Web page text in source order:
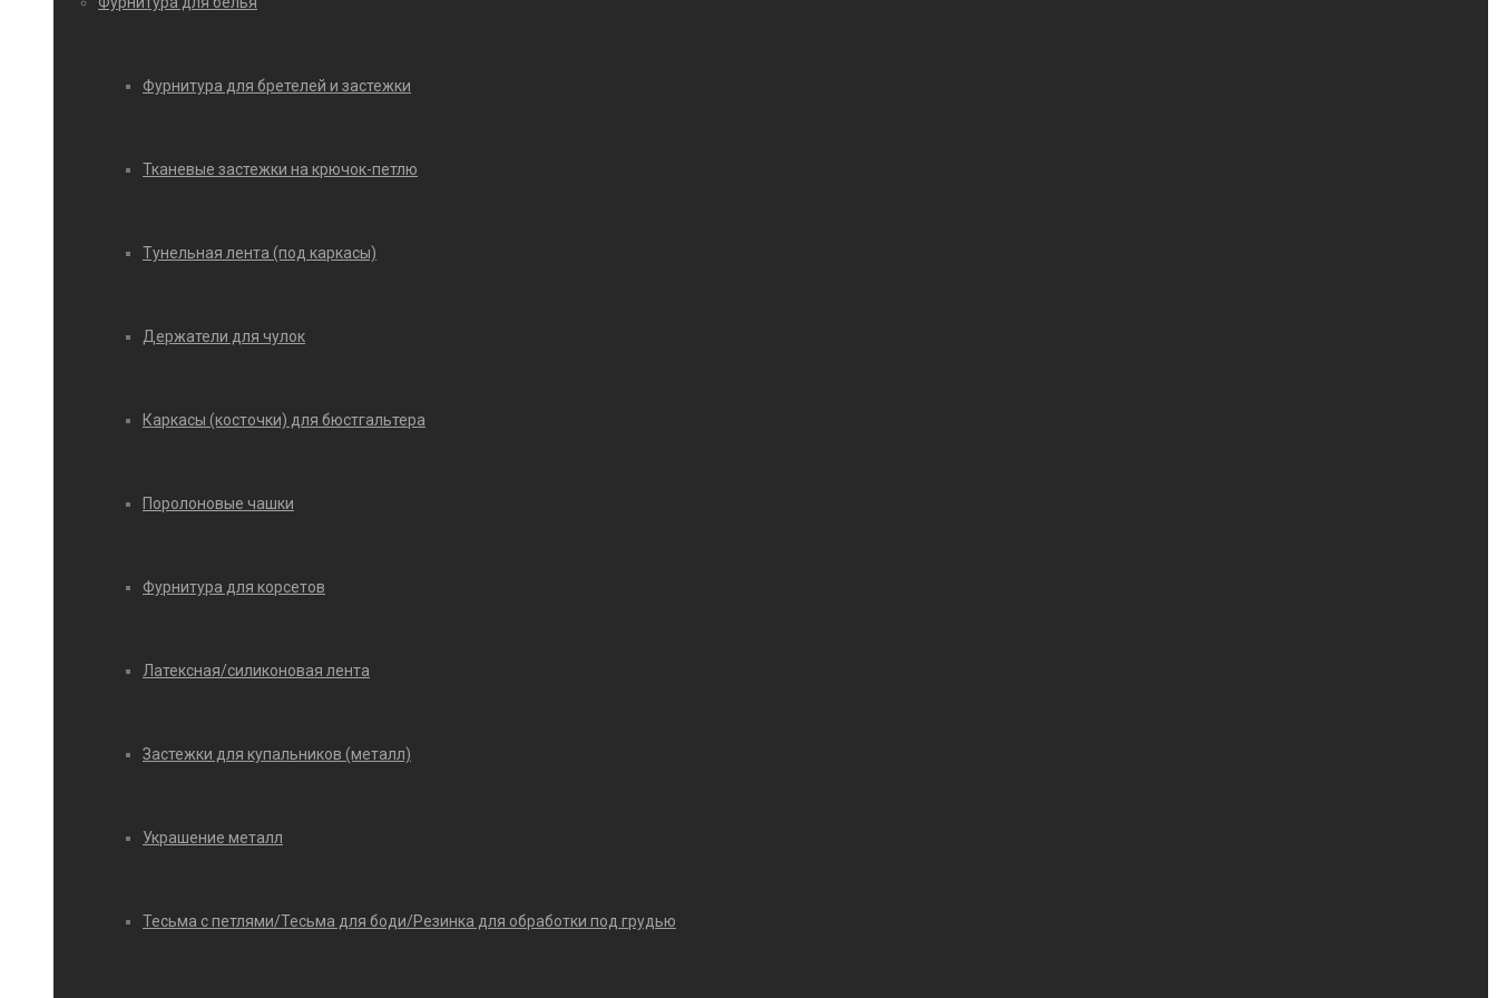
Фурнитура для бретелей и застежки
Тканевые застежки на крючок-петлю
Тунельная лента (под каркасы)
Держатели для чулок
Каркасы (косточки) для бюстгальтера
Поролоновые чашки
Фурнитура для корсетов
Латексная/силиконовая лента
Застежки для купальников (металл)
Украшение металл
Тесьма с петлями/Тесьма для боди/Резинка для обработки под грудью